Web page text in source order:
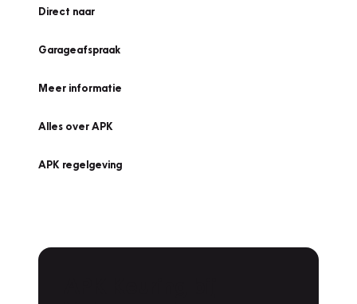
Direct naar
Garageafspraak
Meer informatie
Alles over APK
APK regelgeving